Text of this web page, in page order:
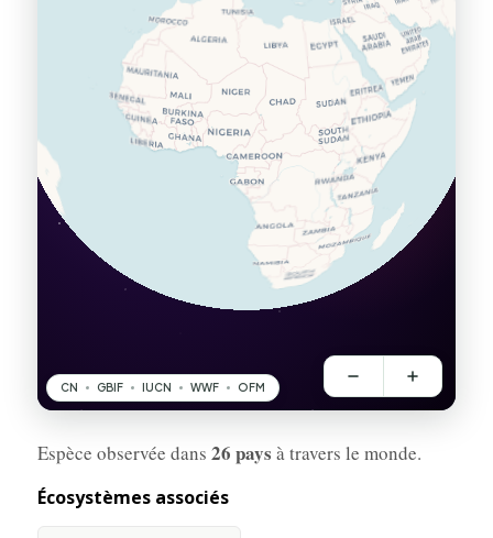
Espèce observée dans 26 pays à travers le monde.
Écosystèmes associés